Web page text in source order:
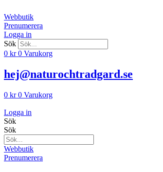
till
innehåll
Webbutik
Prenumerera
Logga in
Sök
0 kr 0 Varukorg
hej@naturochtradgard.se
0 kr 0 Varukorg
Logga in
Sök
Sök
Webbutik
Prenumerera